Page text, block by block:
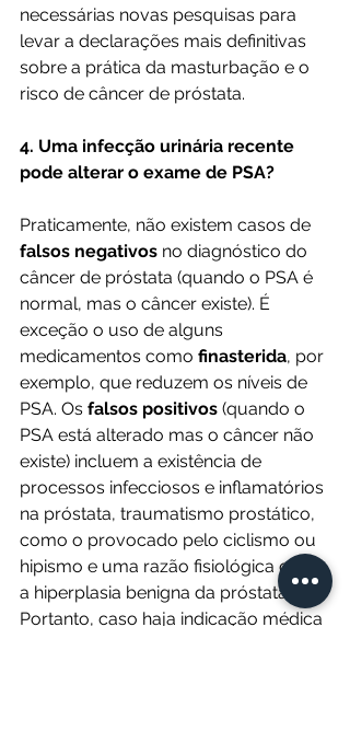
necessárias novas pesquisas para
levar a declarações mais definitivas
sobre a prática da masturbação e o
risco de câncer de próstata.
4. Uma infecção urinária recente
pode alterar o exame de PSA?
Praticamente, não existem casos de
falsos negativos no diagnóstico do
câncer de próstata (quando o PSA é
normal, mas o câncer existe). É
exceção o uso de alguns
medicamentos como finasterida, por
exemplo, que reduzem os níveis de
PSA. Os falsos positivos (quando o
PSA está alterado mas o câncer não
existe) incluem a existência de
processos infecciosos e inflamatórios
na próstata, traumatismo prostático,
como o provocado pelo ciclismo ou
hipismo e uma razão fisiológica que é
a hiperplasia benigna da próstata.
Portanto, caso haja indicação médica